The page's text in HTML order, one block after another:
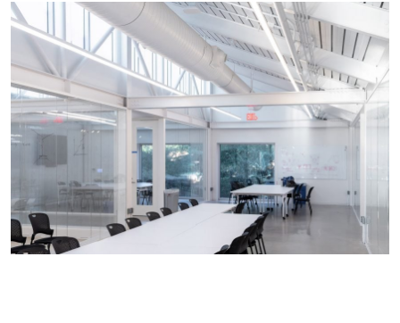
该工作室表示，这座陶土材料“既具有当代意
义，又具有历史意义，既尊重莱斯大学的物质遗
产，又促进可持续建筑的发展”。
建筑内部有充满自然光的通风空间。双层空间和